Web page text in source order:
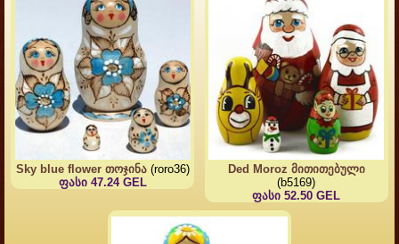
Sky blue flower თოჯინა(roro36)
ფასი 47.24 GEL
Ded Moroz მითითებული
(b5169)
ფასი 52.50 GEL